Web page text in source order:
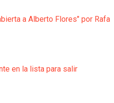
a Alberto Flores" por Rafa
en la lista para salir